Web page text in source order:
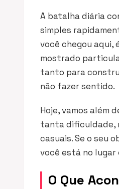
A batalha diária
simples
você chegou aqui,
mostrado
tanto para
não fazer sentido.
Hoje, vamos além
tanta dificuldade,
casuais. Se o seu
você está no
O Que